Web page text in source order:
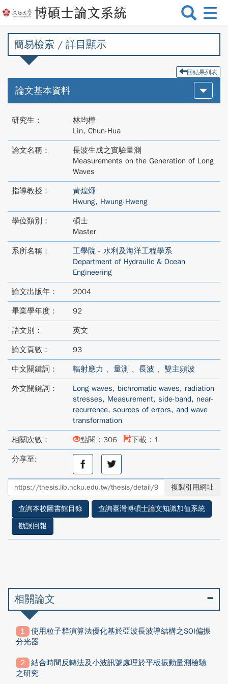
選
切
簡易檢索 / 詳目顯示
回結果列表
論文基本資料
研究生：
林均樺
Lin, Chun-Hua
論文名稱：
長波生成之實驗量測
Measurements on the Generation of Long
Waves
指導教授：
黃煌煇
Hwung, Hwung-Hweng
學位類別：
碩士
Master
系所名稱：
工學院 - 水利及海洋工程學系
Department of Hydraulic & Ocean
Engineering
論文出版年： 2004
畢業學年度： 92
語文別： 英文
論文頁數： 93
中文關鍵詞： 輻射應力 、 量測 、 長波 、 雙主頻波
外文關鍵詞： Long waves, bichromatic waves, radiation
stresses, Measurement, side-band, near-
recurrence, sources of errors, and wave
transformation
相關次數： 點閱：306 下載：1
分享至:
分
至
facebook
分
享
至
twitter
複製引用網址
查詢本校圖書館目錄
查詢臺灣博碩士論文知識加值系統
勘誤回報
相關論文
使用粒子群演算法優化基於亞波長波導結構之SOI偏振
分光器
結合時間反轉法及小波訊號處理於平板振動量測檢驗
之研究